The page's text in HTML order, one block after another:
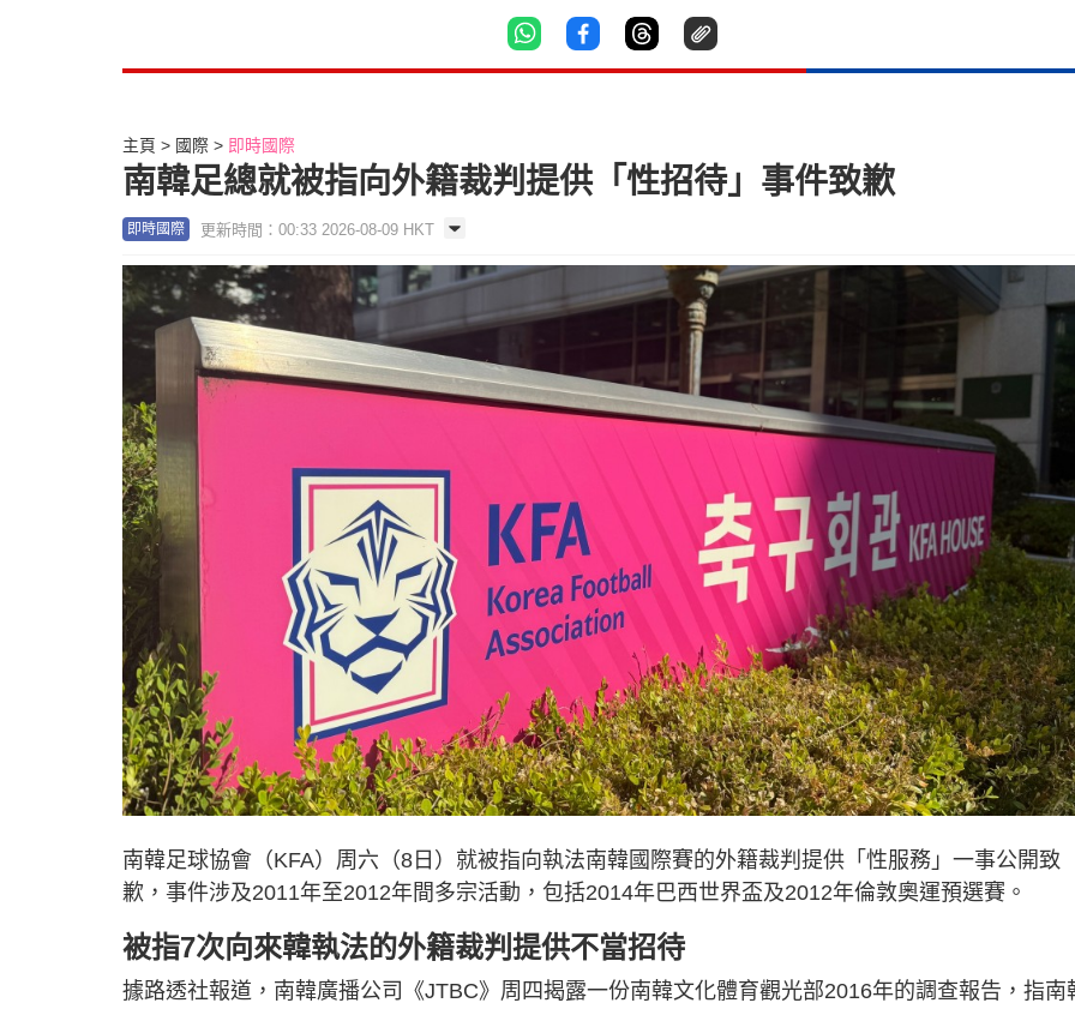
主頁 國際 即時國際
南韓足總就被指向外籍裁判提供「性招待」事件致歉
即時國際 更新時間：00:33 2026-08-09 HKT
南韓足球協會（KFA）周六（8日）就被指向執法南韓國際賽的外籍裁判提供「性服務」一事公開致
歉，事件涉及2011年至2012年間多宗活動，包括2014年巴西世界盃及2012年倫敦奧運預選賽。
被指7次向來韓執法的外籍裁判提供不當招待
據路透社報道，南韓廣播公司《JTBC》周四揭露一份南韓文化體育觀光部2016年的調查報告，指南